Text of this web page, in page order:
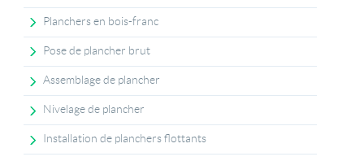
Planchers en bois-franc
Pose de plancher brut
Assemblage de plancher
Nivelage de plancher
Installation de planchers flottants